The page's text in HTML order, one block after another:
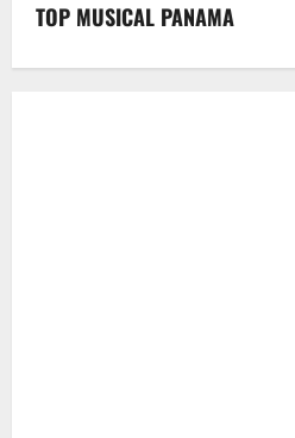
TOP MUSICAL PANAMA